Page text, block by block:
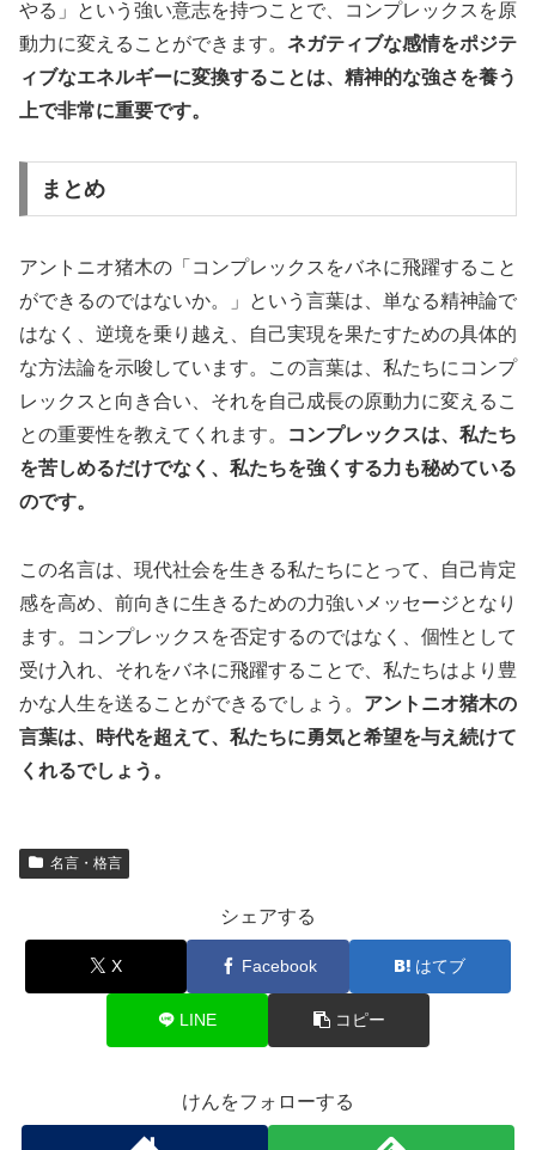
やる」という強い意志を持つことで、コンプレックスを原
動力に変えることができます。 ネガティブな感情をポジテ
ィブなエネルギーに変換することは、精神的な強さを養う
上で非常に重要です。
まとめ
アントニオ猪木の「コンプレックスをバネに飛躍すること
ができるのではないか。」という言葉は、単なる精神論で
はなく、逆境を乗り越え、自己実現を果たすための具体的
な方法論を示唆しています。この言葉は、私たちにコンプ
レックスと向き合い、それを自己成長の原動力に変えるこ
との重要性を教えてくれます。
コンプレックスは、私たち
を苦しめるだけでなく、私たちを強くする力も秘めている
のです。
この名言は、現代社会を生きる私たちにとって、自己肯定
感を高め、前向きに生きるための力強いメッセージとなり
ます。コンプレックスを否定するのではなく、個性として
受け入れ、それをバネに飛躍することで、私たちはより豊
かな人生を送ることができるでしょう。 アントニオ猪木の
言葉は、時代を超えて、私たちに勇気と希望を与え続けて
くれるでしょう。
名言・格言
シェアする
X Facebook はてブ
LINE コピー
けんをフォローする